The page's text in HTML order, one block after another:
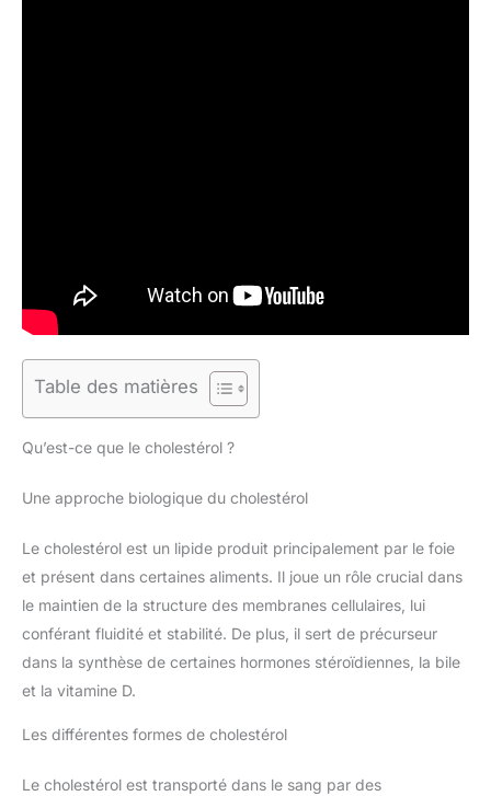
Table des matières
Qu’est-ce que le cholestérol ?
Une approche biologique du cholestérol
Le cholestérol est un lipide produit principalement par le foie
et présent dans certaines aliments. Il joue un rôle crucial dans
le maintien de la structure des membranes cellulaires, lui
conférant fluidité et stabilité. De plus, il sert de précurseur
dans la synthèse de certaines hormones stéroïdiennes, la bile
et la vitamine D.
Les différentes formes de cholestérol
Le cholestérol est transporté dans le sang par des